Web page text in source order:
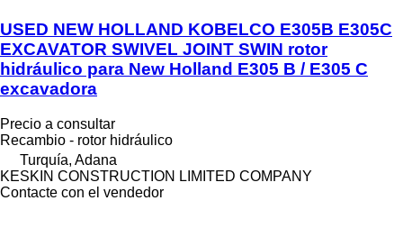
USED NEW HOLLAND KOBELCO E305B E305C
EXCAVATOR SWIVEL JOINT SWIN rotor
hidráulico para New Holland E305 B / E305 C
excavadora
Precio a consultar
Recambio - rotor hidráulico
Turquía, Adana
KESKIN CONSTRUCTION LIMITED COMPANY
Contacte con el vendedor